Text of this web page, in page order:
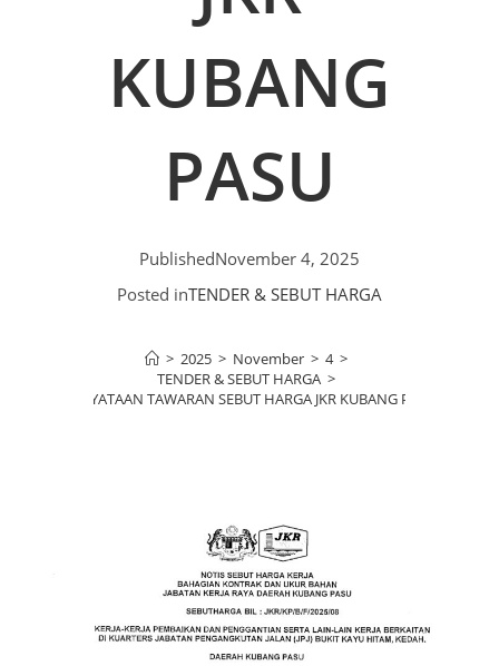
KUBANG
PASU
PublishedNovember 4, 2025
Posted inTENDER & SEBUT HARGA
> 2025 > November > 4 >
TENDER & SEBUT HARGA >
KENYATAAN TAWARAN SEBUT HARGA JKR KUBANG PASU